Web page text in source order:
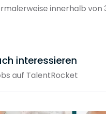
innerhalb von
interessieren
auf TalentRocket